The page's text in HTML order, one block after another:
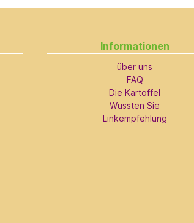
Informationen
über uns
FAQ
Die Kartoffel
Wussten Sie
Linkempfehlung